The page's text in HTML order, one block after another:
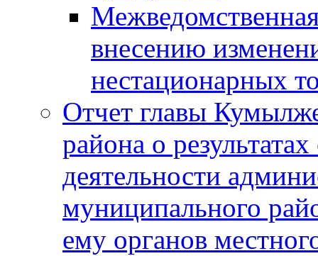
внесению
нестационарных
Отчет главы
района о
деятельности
муниципального
ему органов